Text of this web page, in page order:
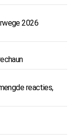
2026
reacties,